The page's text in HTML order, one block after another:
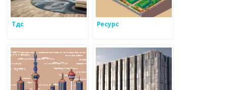
Тдс Ресурс